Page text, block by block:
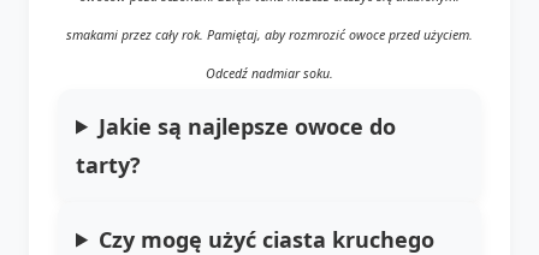
smakami przez cały rok. Pamiętaj, aby rozmrozić owoce przed użyciem.
Odcedź nadmiar soku.
Jakie są najlepsze owoce do
tarty?
Czy mogę użyć ciasta kruchego